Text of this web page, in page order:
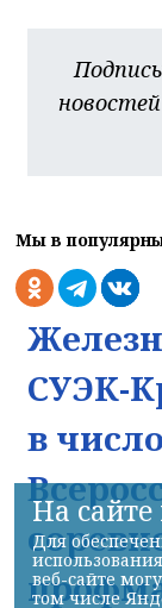
Мы в
СУЭК-
в
На сайте
Для
веб-сайте
том числе